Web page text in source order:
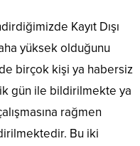
Kayıt Dışı
yüksek olduğunu
birçok kişi ya habersiz
gün ile bildirilmekte ya
rağmen
Bu iki